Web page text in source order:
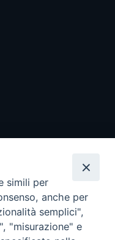
simili per
anche per
semplici",
"misurazione" e